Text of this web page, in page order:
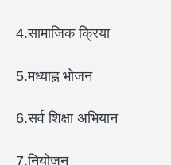
4.सामाजिक क्रिया
5.मध्याह्न भोजन
6.सर्व शिक्षा अभियान
7.नियोजन